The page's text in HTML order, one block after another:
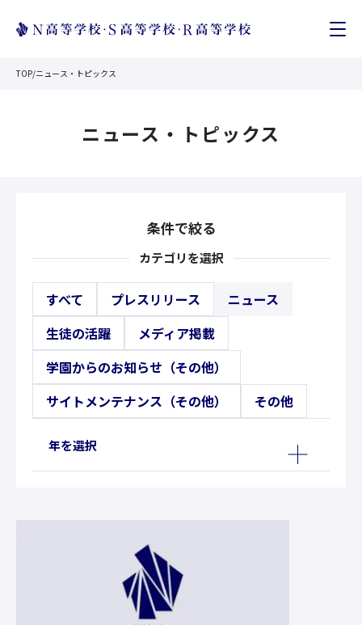
TOP/ニュース・トピックス
ニュース・トピックス
条件で絞る
カテゴリを選択
すべて プレスリリース
ニュース
生徒の活躍
メディア掲載
学園からのお知らせ（その他）
サイトメンテナンス（その他）
その他
年を選択